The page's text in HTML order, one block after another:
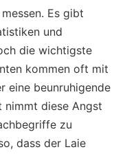
Es gibt
und
die wichtigste
kommen oft mit
eine beunruhigende
nimmt diese Angst
zu
dass der Laie